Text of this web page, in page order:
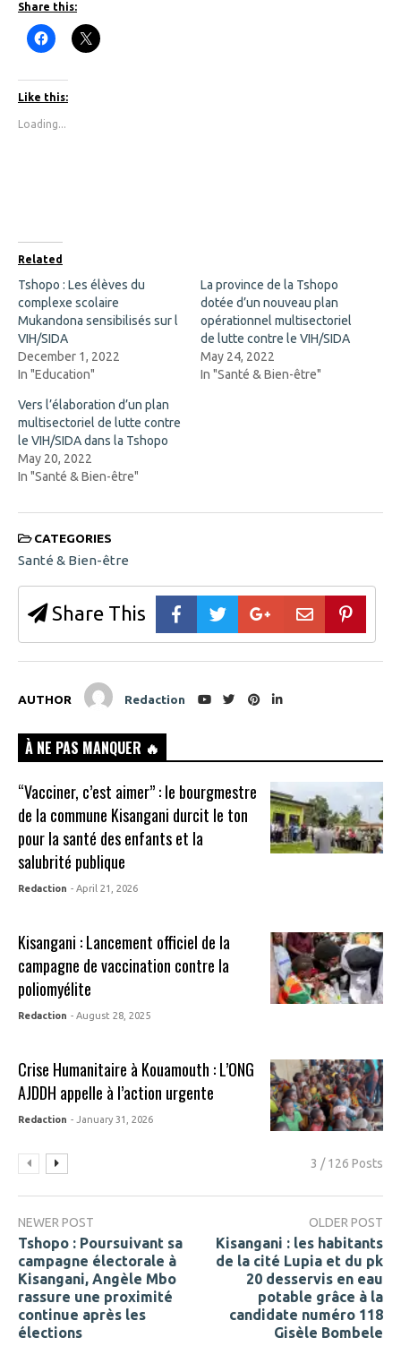
Share this:
C
l
k
t
o
h
b
o
o
k
(
O
p
e
n
s
i
n
e
w
w
i
n
d
o
w
C
l
i
n
n
e
w
i
n
w
)
Like this:
Loading...
Related
Tshopo : Les élèves du
complexe scolaire
Mukandona sensibilisés sur l
VIH/SIDA
December 1, 2022
In "Education"
La province de la Tshopo
dotée d’un nouveau plan
opérationnel multisectoriel
de lutte contre le VIH/SIDA
May 24, 2022
In "Santé & Bien-être"
Vers l’élaboration d’un plan
multisectoriel de lutte contre
le VIH/SIDA dans la Tshopo
May 20, 2022
In "Santé & Bien-être"
CATEGORIES
Santé & Bien-être
Share This
AUTHOR Redaction
À NE PAS MANQUER 🔥
“Vacciner, c’est aimer” : le bourgmestre
de la commune Kisangani durcit le ton
pour la santé des enfants et la
salubrité publique
Redaction - April 21, 2026
Kisangani : Lancement officiel de la
campagne de vaccination contre la
poliomyélite
Redaction - August 28, 2025
Crise Humanitaire à Kouamouth : L’ONG
AJDDH appelle à l’action urgente
Redaction - January 31, 2026
3 / 126 Posts
NEWER POST
Tshopo : Poursuivant sa
campagne électorale à
Kisangani, Angèle Mbo
rassure une proximité
continue après les
élections
OLDER POST
Kisangani : les habitants
de la cité Lupia et du pk
20 desservis en eau
potable grâce à la
candidate numéro 118
Gisèle Bombele